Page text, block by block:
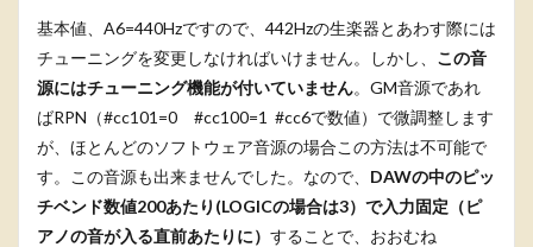
基本値、A6=440Hzですので、442Hzの生楽器とあわす際には
チューニングを変更しなければいけません。しかし、 この音
源にはチューニング機能が付いていません。GM音源であれ
ばRPN（#cc101=0 #cc100=1 #cc6で数値）で微調整します
が、ほとんどのソフトウェア音源の場合この方法は不可能で
す。この音源も出来ませんでした。なので、 DAWの中のピッ
チベンド数値200あたり(LOGICの場合は3）で入力固定（ピ
アノの音が入る直前あたりに） することで、おおむね